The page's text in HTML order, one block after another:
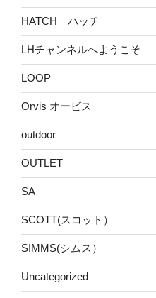
HATCH ハッチ
LHチャンネルへようこそ
LOOP
Orvis オービス
outdoor
OUTLET
SA
SCOTT(スコット）
SIMMS(シムス）
Uncategorized